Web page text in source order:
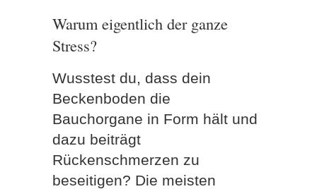
Warum eigentlich der ganze
Stress?
Wusstest du, dass dein
Beckenboden die
Bauchorgane in Form hält und
dazu beiträgt
Rückenschmerzen zu
beseitigen? Die meisten